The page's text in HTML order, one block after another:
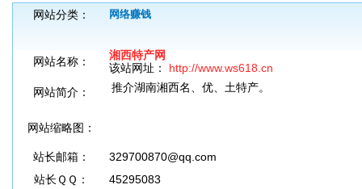
网站分类： 网络赚钱
网站名称：
湘西特产网
该站网址： http://www.ws618.cn
网站简介：
推介湖南湘西名、优、土特产。
网站缩略图：
站长邮箱：
329700870@qq.com
站长ＱＱ：
45295083